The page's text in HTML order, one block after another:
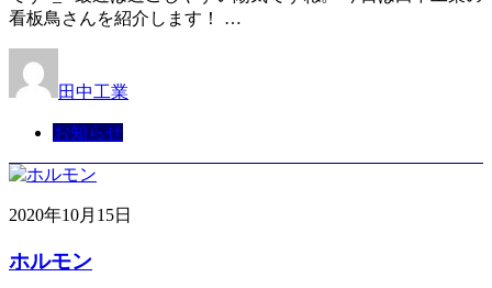
看板鳥さんを紹介します！ …
田中工業
お知らせ
2020年10月15日
ホルモン